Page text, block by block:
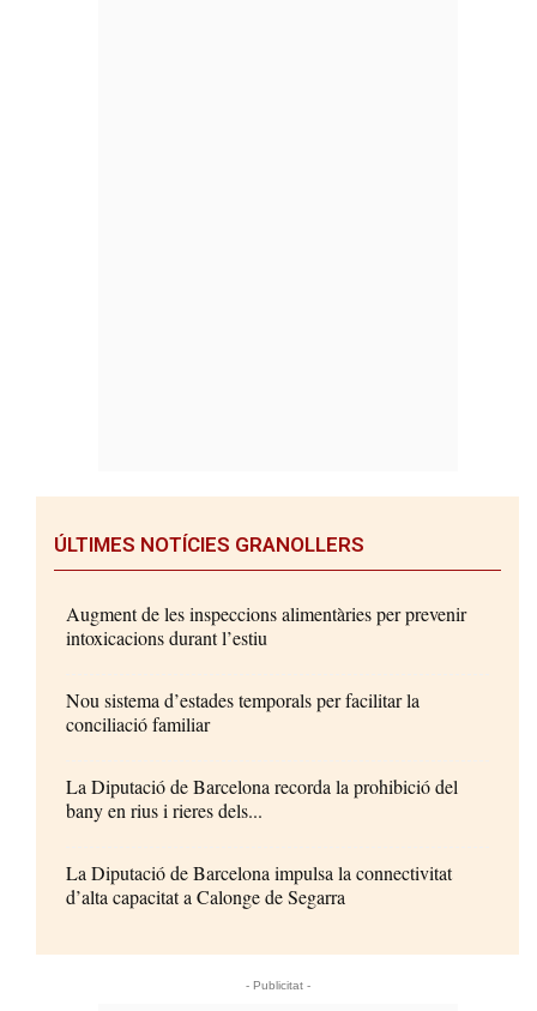
ÚLTIMES NOTÍCIES GRANOLLERS
Augment de les inspeccions alimentàries per prevenir
intoxicacions durant l’estiu
Nou sistema d’estades temporals per facilitar la
conciliació familiar
La Diputació de Barcelona recorda la prohibició del
bany en rius i rieres dels...
La Diputació de Barcelona impulsa la connectivitat
d’alta capacitat a Calonge de Segarra
- Publicitat -